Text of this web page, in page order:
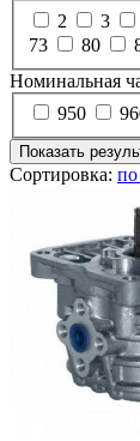
2
3
73
80
Номинальная
950
Показать
Сортировка: